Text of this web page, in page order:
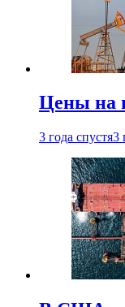
Цены на
3 года спустя3